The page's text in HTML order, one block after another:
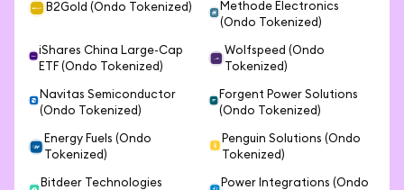
B2Gold (Ondo Tokenized)
Methode Electronics
(Ondo Tokenized)
iShares China Large-Cap
ETF (Ondo Tokenized)
Wolfspeed (Ondo
Tokenized)
Navitas Semiconductor
(Ondo Tokenized)
Forgent Power Solutions
(Ondo Tokenized)
Energy Fuels (Ondo
Tokenized)
Penguin Solutions (Ondo
Tokenized)
Bitdeer Technologies
Power Integrations (Ondo